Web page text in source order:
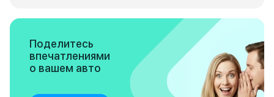
Поделитесь
впечатлениями
о вашем авто